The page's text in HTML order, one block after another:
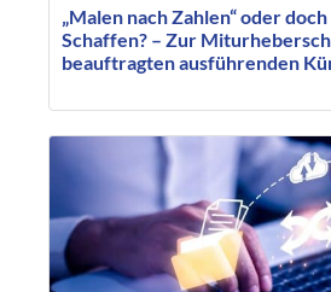
„Malen nach Zahlen“ oder
Schaffen? – Zur
beauftragten ausführenden